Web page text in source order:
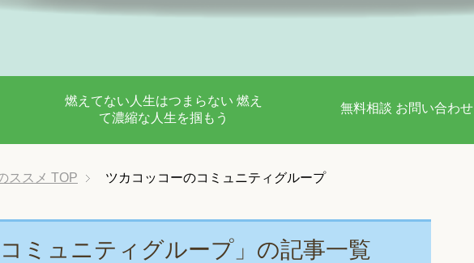
燃えてない人生はつまらない 燃え
て濃縮な人生を掴もう
無料相談 お問い合わせ
ススメ TOP ツカコッコーのコミュニティグループ
ミュニティグループ」の記事一覧